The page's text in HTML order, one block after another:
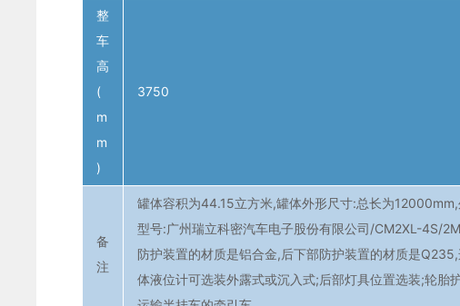
整
车
高
(
m
m
)
3750
备
注
罐体容积为44.15立方米,罐体外形尺寸:总长为
型号:广州瑞立科密汽车电子股份有限公司/CM2XL-4S/
防护装置的材质是铝合金,后下部防护装置的材质是
体液位计可选装外露式或沉入式;后部灯具位置选装;轮